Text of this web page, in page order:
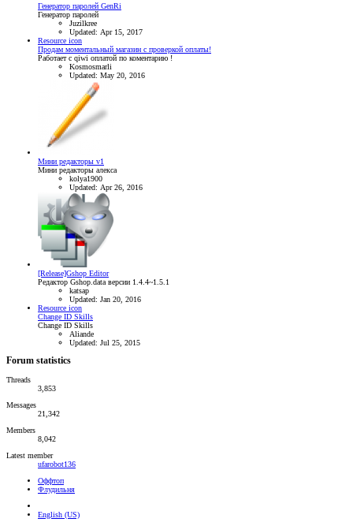
Генератор паролей GenRi
Генератор паролей
Juzilkree
Updated: Apr 15, 2017
Resource icon
Продам моментальный магазин с проверкой оплаты!
Работает с qiwi оплатой по коментарию !
Kosmosmarli
Updated: May 20, 2016
Мини редакторы v1
Мини редакторы алекса
kolya1900
Updated: Apr 26, 2016
[Release]Gshop Editor
Редактор Gshop.data версии 1.4.4~1.5.1
katsap
Updated: Jan 20, 2016
Resource icon
Change ID Skills
Change ID Skills
Aliande
Updated: Jul 25, 2015
Forum statistics
Threads
3,853
Messages
21,342
Members
8,042
Latest member
ufarobot136
Оффтоп
Флудильня
English (US)